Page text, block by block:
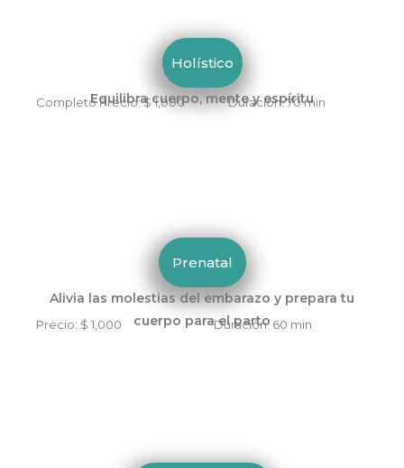
Holístico
Equilibra cuerpo, mente y espíritu
Completo Precio: $ 1,000 Duración: 70 min
Prenatal
Alivia las molestias del embarazo y prepara tu
cuerpo para el parto
Precio: $ 1,000 Duración: 60 min